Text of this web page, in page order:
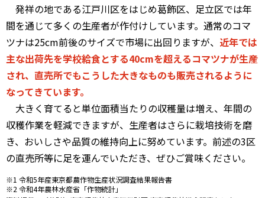
発祥の地である江戸川区をはじめ葛飾区、足立区では年
間を通じて多くの生産者が作付けしています。通常のコマ
ツナは25cm前後のサイズで市場に出回りますが、 近年では
主な出荷先を学校給食とする40cmを超えるコマツナが生産
され、直売所でもこうした大きなものも販売されるように
なってきています。
大きく育てると単位面積当たりの収穫量は増え、年間の
収穫作業を軽減できますが、生産者はさらに栽培技術を磨
き、おいしさや品質の維持向上に努めています。前述の3区
の直売所等に足を運んでいただき、ぜひご賞味ください。
※1 令和5年産東京都農作物生産状況調査結果報告書
※2 令和4年農林水産省「作物統計」